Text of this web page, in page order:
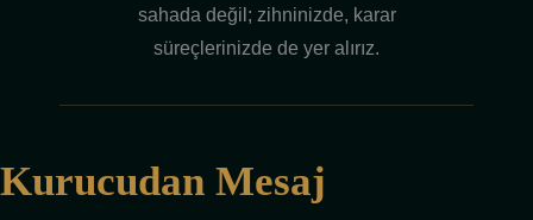
sahada değil; zihninizde, karar
süreçlerinizde de yer alırız.
Kurucudan Mesaj